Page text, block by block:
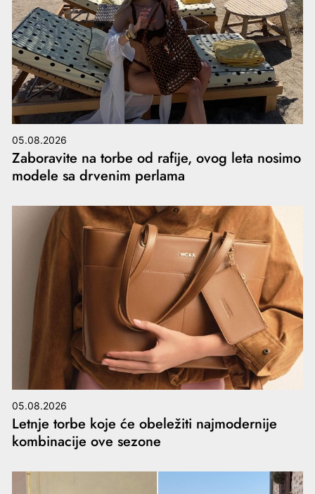
05.08.2026
Zaboravite na torbe od rafije, ovog leta nosimo
modele sa drvenim perlama
05.08.2026
Letnje torbe koje će obeležiti najmodernije
kombinacije ove sezone